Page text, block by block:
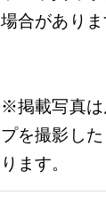
場合がありま
※掲載写真は
プを撮影し
ります。